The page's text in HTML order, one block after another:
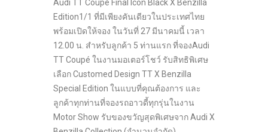
Audi TT Coupé Final Icon Black X Benzilla
Edition1/1 ที่มีเพียงคันเดียวในประเทศไทย
พร้อมเปิดให้จอง ในวันที่ 27 มีนาคมนี้ เวลา
12.00 น. สำหรับลูกค้า 5 ท่านแรก ที่จองAudi
TT Coupé ในงานมอเตอร์โชว์ รับสิทธิพิเศษ
เลือก Customed Design TT X Benzilla
Special Edition ในแบบที่คุณต้องการ และ
ลูกค้าทุกท่านที่จองรถอาวดี้ทุกรุ่นในงาน
Motor Show รับของขวัญสุดพิเศษจาก Audi X